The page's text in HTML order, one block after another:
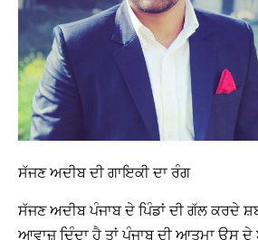
ਸੱਜਣ ਅਦੀਬ ਦੀ ਗਾਇਕੀ ਦਾ ਰੰਗ
ਸੱਜਣ ਅਦੀਬ ਪੰਜਾਬ ਦੇ ਪਿੰਡਾਂ ਦੀ ਗੱਲ ਕਰਦੇ
ਆਵਾਜ਼ ਦਿੰਦਾ ਹੈ ਤਾਂ ਪੰਜਾਬ ਦੀ ਆਤਮਾ ਉਸ ਦੇ